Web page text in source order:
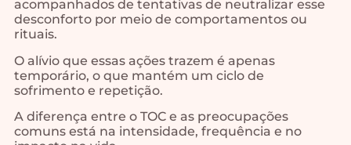
acompanhados de tentativas de neutralizar esse
desconforto por meio de comportamentos ou
rituais.
O alívio que essas ações trazem é apenas
temporário, o que mantém um ciclo de
sofrimento e repetição.
A diferença entre o TOC e as preocupações
comuns está na intensidade, frequência e no